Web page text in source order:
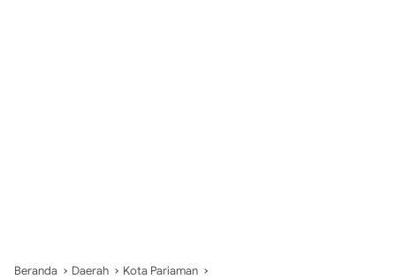
Beranda Daerah Kota Pariaman